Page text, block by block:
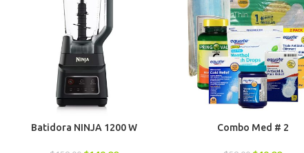
Batidora NINJA 1200 W Combo Med # 2